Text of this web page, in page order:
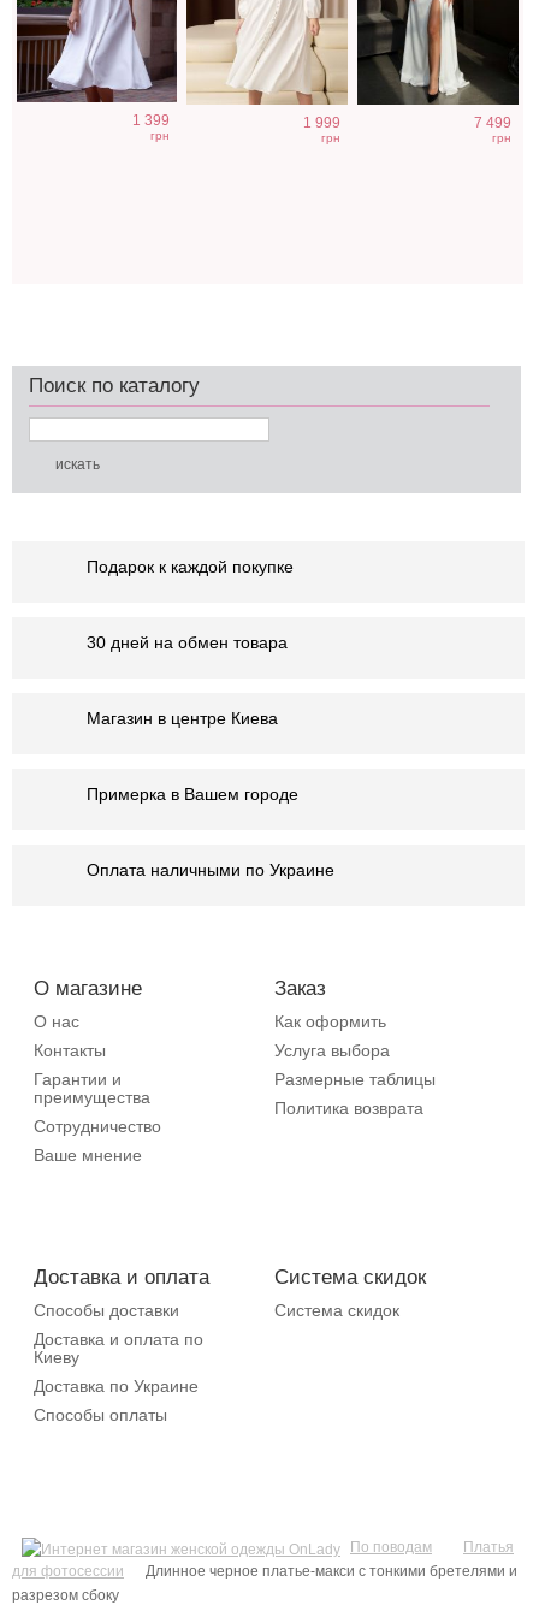
1 399
грн
1 999
грн
7 499
грн
Поиск по каталогу
Подарок к каждой покупке
30 дней на обмен товара
Магазин в центре Киева
Примерка в Вашем городе
Оплата наличными по Украине
О магазине
О нас
Контакты
Гарантии и
преимущества
Сотрудничество
Ваше мнение
Заказ
Как оформить
Услуга выбора
Размерные таблицы
Политика возврата
Доставка и оплата
Способы доставки
Доставка и оплата по
Киеву
Доставка по Украине
Способы оплаты
Система скидок
Система скидок
По поводам
Платья
для фотосессии
Длинное черное платье-макси с тонкими бретелями и
разрезом сбоку